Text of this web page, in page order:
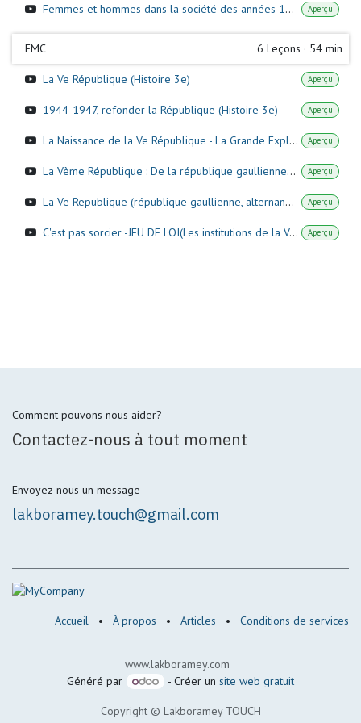
Femmes et hommes dans la société des années 1950 aux années 1980 (Histoire 3e) Aperçu
EMC 6 Leçons · 54 min
La Ve République (Histoire 3e) Aperçu
1944-1947, refonder la République (Histoire 3e) Aperçu
La Naissance de la Ve République - La Grande Explication Aperçu
La Vème République : De la république gaullienne à l'alternance et à la cohabitation Aperçu
La Ve Republique (république gaullienne, alternance, cohabitation) - Histoire - 3e - Les Bons Profs Aperçu
C'est pas sorcier -JEU DE LOI(Les institutions de la Ve République) Aperçu
Comment pouvons nous aider?
Contactez-nous à tout moment
Envoyez-nous un message
lakboramey.touch@gmail.com
Accueil • À propos • Articles • Conditions de services
www.lakboramey.com
Généré par
- Créer un site web gratuit
Copyright © Lakboramey TOUCH